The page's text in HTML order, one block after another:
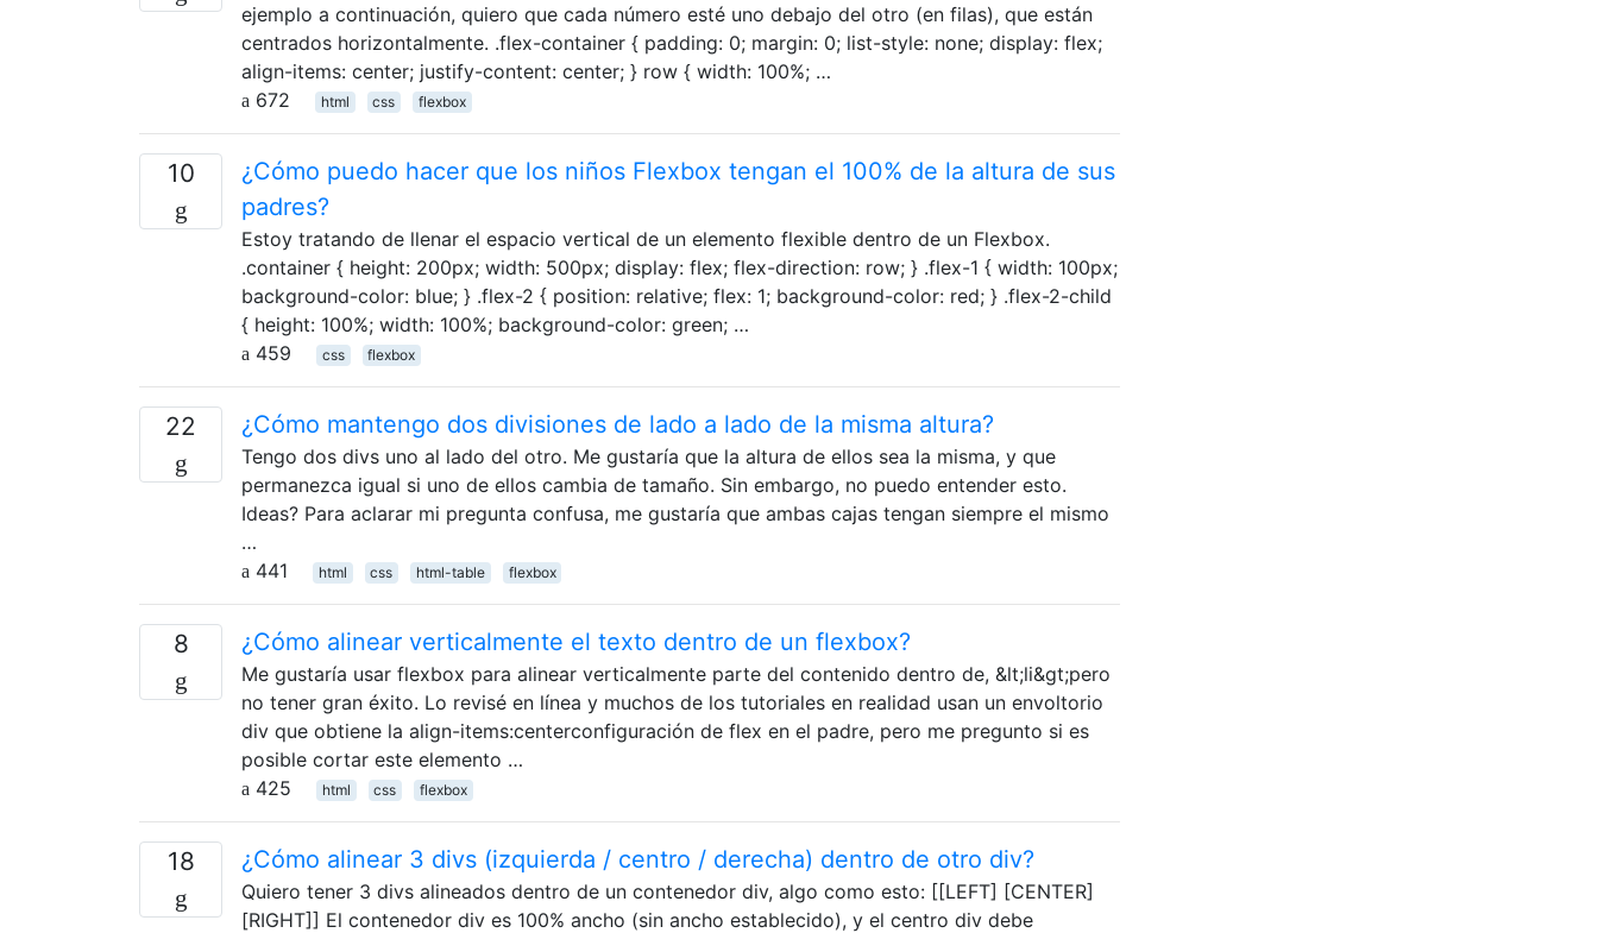
ejemplo a continuación, quiero que cada número esté uno debajo del otro (en filas), que están
centrados horizontalmente. .flex-container { padding: 0; margin: 0; list-style: none; display: flex;
align-items: center; justify-content: center; } row { width: 100%; …
672
html css flexbox
10
¿Cómo puedo hacer que los niños Flexbox tengan el 100% de la altura de sus
padres?
Estoy tratando de llenar el espacio vertical de un elemento flexible dentro de un Flexbox.
.container { height: 200px; width: 500px; display: flex; flex-direction: row; } .flex-1 { width: 100px;
background-color: blue; } .flex-2 { position: relative; flex: 1; background-color: red; } .flex-2-child
{ height: 100%; width: 100%; background-color: green; …
459
css flexbox
22 ¿Cómo mantengo dos divisiones de lado a lado de la misma altura?
Tengo dos divs uno al lado del otro. Me gustaría que la altura de ellos sea la misma, y ​​que
permanezca igual si uno de ellos cambia de tamaño. Sin embargo, no puedo entender esto.
Ideas? Para aclarar mi pregunta confusa, me gustaría que ambas cajas tengan siempre el mismo
…
441
html css html-table flexbox
8 ¿Cómo alinear verticalmente el texto dentro de un flexbox?
Me gustaría usar flexbox para alinear verticalmente parte del contenido dentro de, &lt;li&gt;pero
no tener gran éxito. Lo revisé en línea y muchos de los tutoriales en realidad usan un envoltorio
div que obtiene la align-items:centerconfiguración de flex en el padre, pero me pregunto si es
posible cortar este elemento …
425
html css flexbox
18 ¿Cómo alinear 3 divs (izquierda / centro / derecha) dentro de otro div?
Quiero tener 3 divs alineados dentro de un contenedor div, algo como esto: [[LEFT] [CENTER]
[RIGHT]] El contenedor div es 100% ancho (sin ancho establecido), y el centro div debe